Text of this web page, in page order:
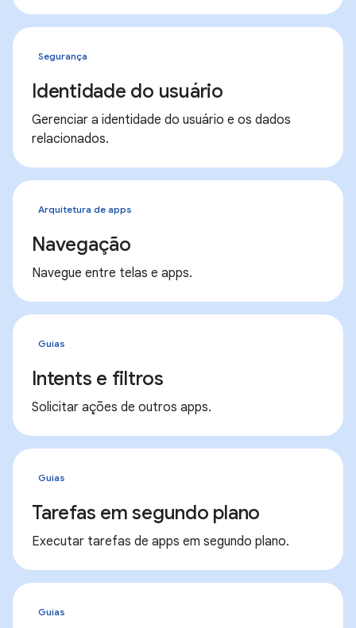
Segurança
Identidade do usuário
Gerenciar a identidade do usuário e os dados
relacionados.
Arquitetura de apps
Navegação
Navegue entre telas e apps.
Guias
Intents e filtros
Solicitar ações de outros apps.
Guias
Tarefas em segundo plano
Executar tarefas de apps em segundo plano.
Guias